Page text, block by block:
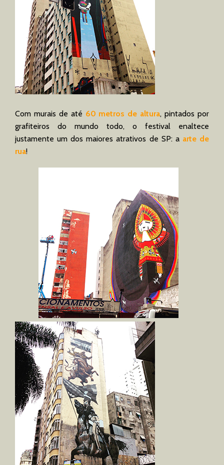
Com murais de até 60 metros de altura, pintados por
grafiteiros do mundo todo, o festival enaltece
justamente um dos maiores atrativos de SP: a arte de
rua!